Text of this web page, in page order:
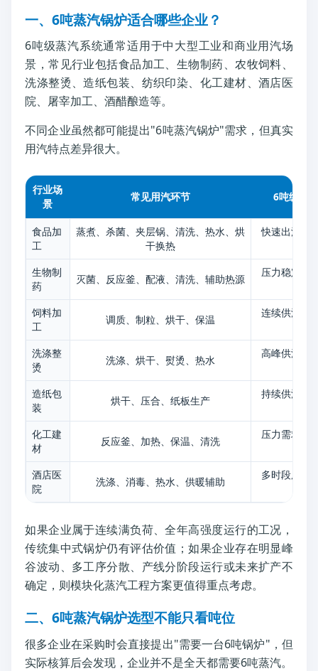
一、6吨蒸汽锅炉适合哪些企业？
6吨级蒸汽系统通常适用于中大型工业和商业用汽场
景，常见行业包括食品加工、生物制药、农牧饲料、
洗涤整烫、造纸包装、纺织印染、化工建材、酒店医
院、屠宰加工、酒醋酿造等。
不同企业虽然都可能提出"6吨蒸汽锅炉"需求，但真实
用汽特点差异很大。
行业场
景
常见用汽环节 6吨级系
食品加
工
蒸煮、杀菌、夹层锅、清洗、热水、烘
干换热
快速出汽、
生物制
药
灭菌、反应釜、配液、清洗、辅助热源
压力稳定、
饲料加
工
调质、制粒、烘干、保温
连续供汽、
洗涤整
烫
洗涤、烘干、熨烫、热水
高峰供汽、
造纸包
装
烘干、压合、纸板生产
持续供汽、
化工建
材
反应釜、加热、保温、清洗
压力需求、
酒店医
院
洗涤、消毒、热水、供暖辅助
多时段用汽
如果企业属于连续满负荷、全年高强度运行的工况，
传统集中式锅炉仍有评估价值；如果企业存在明显峰
谷波动、多工序分散、产线分阶段运行或未来扩产不
确定，则模块化蒸汽工程方案更值得重点考虑。
二、6吨蒸汽锅炉选型不能只看吨位
很多企业在采购时会直接提出"需要一台6吨锅炉"，但
实际核算后会发现，企业并不是全天都需要6吨蒸汽。